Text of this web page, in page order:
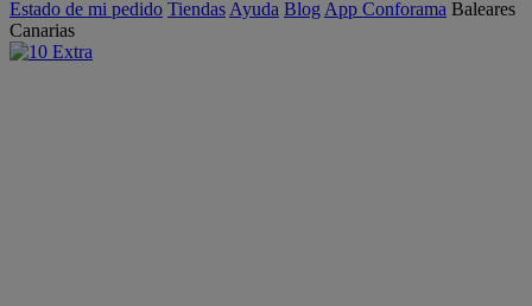
Estado de mi pedido Tiendas Ayuda Blog App Conforama Baleares
Canarias